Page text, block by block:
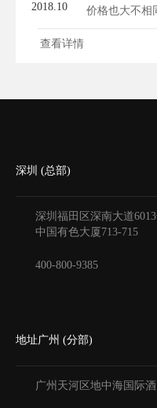
2018.10
价格也大不相
查看详情
深圳 (总部)
深圳福田区深南大道
中国有色大厦713-715
400-800-9385
地址广州 (分部)
广州天河区地中海国际